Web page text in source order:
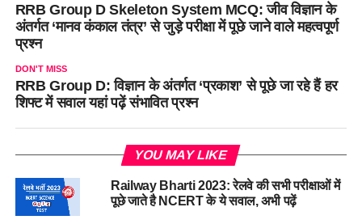
RRB Group D Skeleton System MCQ: जीव विज्ञान के
अंतर्गत ‘मानव कंकाल तंत्र’ से जुड़े परीक्षा में पूछे जाने वाले महत्वपूर्ण
प्रश्न
DON'T MISS
RRB Group D: विज्ञान के अंतर्गत ‘प्रकाश’ से पूछे जा रहे हैं हर
शिफ्ट में सवाल यहां पढ़ें संभावित प्रश्न
YOU MAY LIKE
Railway Bharti 2023: रेलवे की सभी परीक्षाओं में
पूछे जाते है NCERT के ये सवाल, अभी पढ़ें